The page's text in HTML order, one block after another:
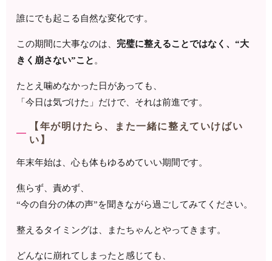
誰にでも起こる自然な変化です。
この期間に大事なのは、 完璧に整えることではなく、“大
きく崩さない”こと 。
たとえ噛めなかった日があっても、
「今日は気づけた」だけで、それは前進です。
【年が明けたら、また一緒に整えていけばい
い】
年末年始は、心も体もゆるめていい期間です。
焦らず、責めず、
“今の自分の体の声”を聞きながら過ごしてみてください。
整えるタイミングは、またちゃんとやってきます。
どんなに崩れてしまったと感じても、